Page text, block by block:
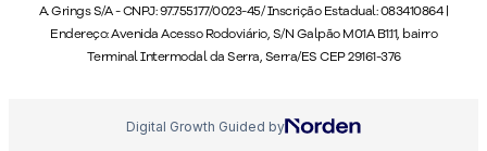
A. Grings S/A - CNPJ: 97.755.177/0023-45/ Inscrição Estadual: 083410864 |
Endereço: Avenida Acesso Rodoviário, S/N Galpão M01A B1.11, bairro
Terminal Intermodal da Serra, Serra/ES CEP 29161-376
Digital Growth Guided by